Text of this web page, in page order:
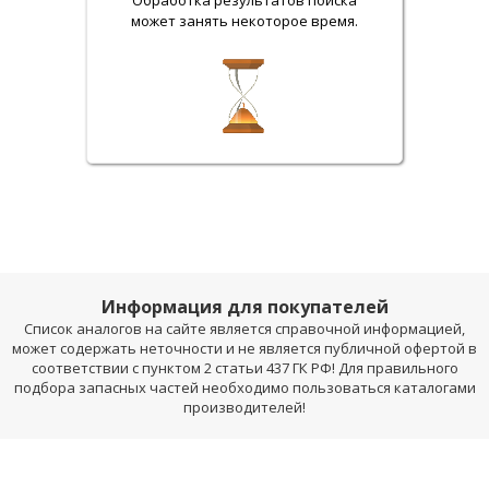
может занять некоторое время.
Информация для покупателей
Список аналогов на сайте является справочной информацией,
может содержать неточности и не является публичной офертой в
соответствии с пунктом 2 статьи 437 ГК РФ! Для правильного
подбора запасных частей необходимо пользоваться каталогами
производителей!